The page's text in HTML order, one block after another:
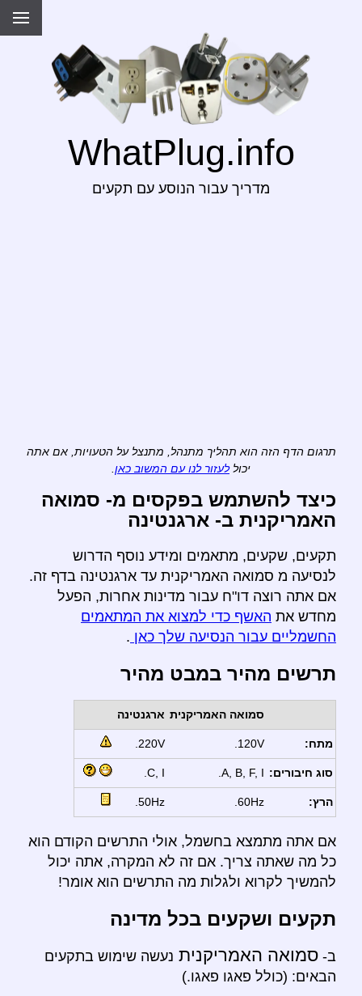
WhatPlug.info
מדריך עבור הנוסע עם תקעים
תרגום הדף הזה הוא תהליך מתנהל, מתנצל על הטעויות, אם אתה
יכוללעזור לנו עם המשוב כאן
כיצד להשתמש בפקסים מ- סמואה
האמריקנית ב- ארגנטינה
תקעים, שקעים, מתאמים ומידע נוסף הדרוש
לנסיעה מ סמואה האמריקנית עד ארגנטינה בדף זה.
אם אתה רוצה דו"ח עבור מדינות אחרות, הפעל
מחדש את האשף כדי למצוא את המתאמים
החשמליים עבור הנסיעה שלך כאן .
תרשים מהיר במבט מהיר
סמואה האמריקנית ארגנטינה
מתח: 120V.
220V.
סוג חיבורים: A, B, F, I.
C, I.
הרץ: 60Hz.
50Hz.
אם אתה מתמצא בחשמל, אולי התרשים הקודם הוא
כל מה שאתה צריך. אם זה לא המקרה, אתה יכול
להמשיך לקרוא ולגלות מה התרשים הוא אומר!
תקעים ושקעים בכל מדינה
ב- סמואה האמריקנית נעשה שימוש בתקעים
הבאים: (כולל פאגו פאגו.)